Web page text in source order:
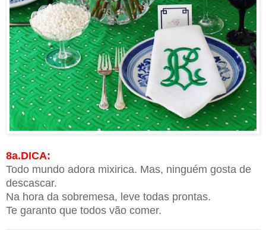
8a.DICA:
Todo mundo adora mixirica. Mas, ninguém gosta de
descascar.
Na hora da sobremesa, leve todas prontas.
Te garanto que todos vão comer.